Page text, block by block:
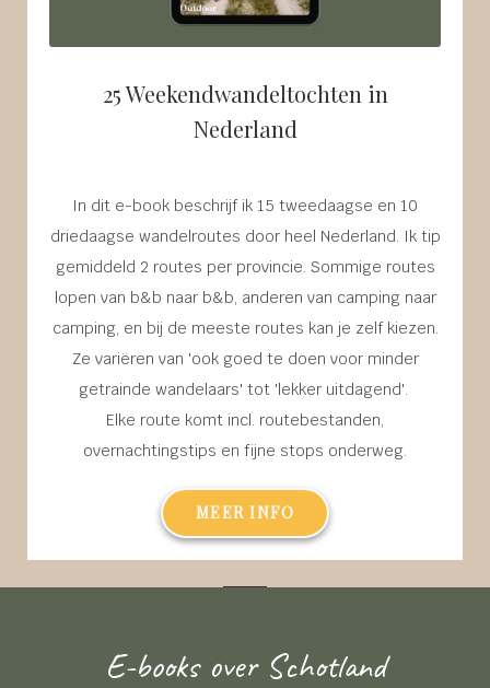
25 Weekendwandeltochten in
Nederland
In dit e-book beschrijf ik 15 tweedaagse en 10
driedaagse wandelroutes door heel Nederland. Ik tip
gemiddeld 2 routes per provincie. Sommige routes
lopen van b&b naar b&b, anderen van camping naar
camping, en bij de meeste routes kan je zelf kiezen.
Ze variëren van 'ook goed te doen voor minder
getrainde wandelaars' tot 'lekker uitdagend'.
Elke route komt incl. routebestanden,
overnachtingstips en fijne stops onderweg.
MEER INFO
E-books over Schotland